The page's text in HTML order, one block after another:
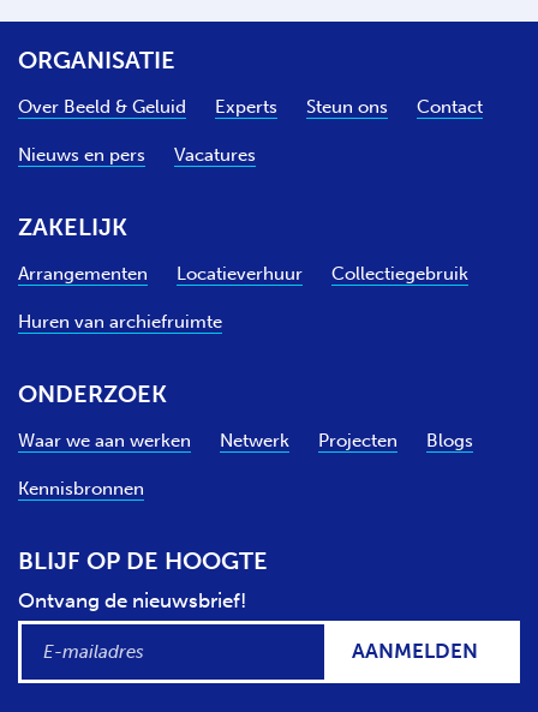
ORGANISATIE
Over Beeld & Geluid Experts Steun ons Contact
Nieuws en pers Vacatures
ZAKELIJK
Arrangementen Locatieverhuur Collectiegebruik
Huren van archiefruimte
ONDERZOEK
Waar we aan werken Netwerk Projecten Blogs
Kennisbronnen
BLIJF OP DE HOOGTE
Ontvang de nieuwsbrief!
AANMELDEN